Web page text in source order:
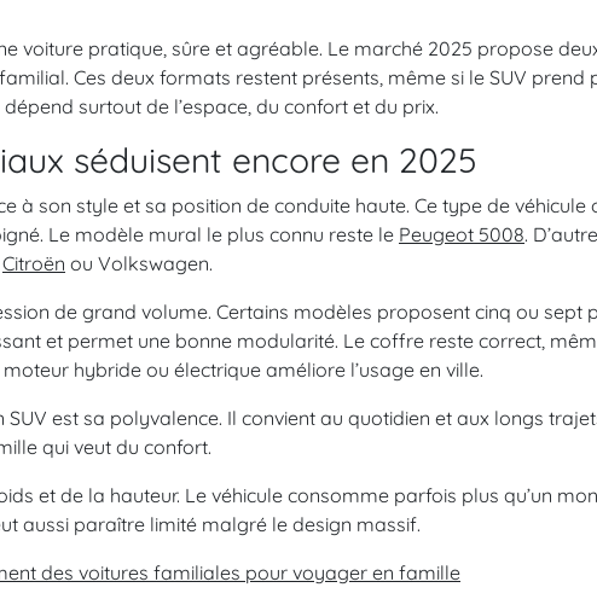
voiture pratique, sûre et agréable. Le marché 2025 propose
Ces deux formats restent présents, même si le SUV prend
surtout de l’espace, du confort et du prix.
séduisent encore en 2025
à son style et sa position de conduite haute. Ce type de véhicule
Le modèle mural le plus connu reste le Peugeot 5008.
Citroën ou Volkswagen.
de grand volume. Certains modèles proposent cinq ou sept
et permet une bonne modularité. Le coffre reste correct,
hybride ou électrique améliore l’usage en ville.
SUV est sa polyvalence. Il convient au quotidien et aux longs
qui veut du confort.
et de la hauteur. Le véhicule consomme parfois plus qu’un
aussi paraître limité malgré le design massif.
des voitures familiales pour voyager en famille